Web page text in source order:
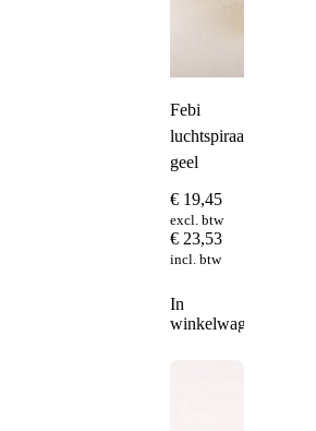
Febi
luchtspiraal
geel
€ 19,45
excl. btw
€ 23,53
incl. btw
In
winkelwagen